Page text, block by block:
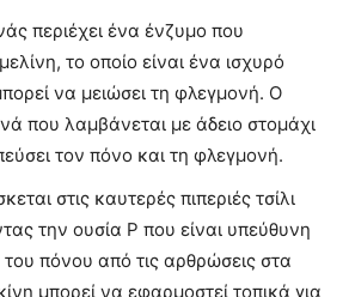
περιέχει ένα ένζυμο που
το οποίο είναι ένα ισχυρό
να μειώσει τη φλεγμονή. Ο
που λαμβάνεται με άδειο στομάχι
τον πόνο και τη φλεγμονή.
στις καυτερές πιπεριές τσίλι
την ουσία P που είναι υπεύθυνη
πόνου από τις αρθρώσεις στα
μπορεί να εφαρμοστεί τοπικά για